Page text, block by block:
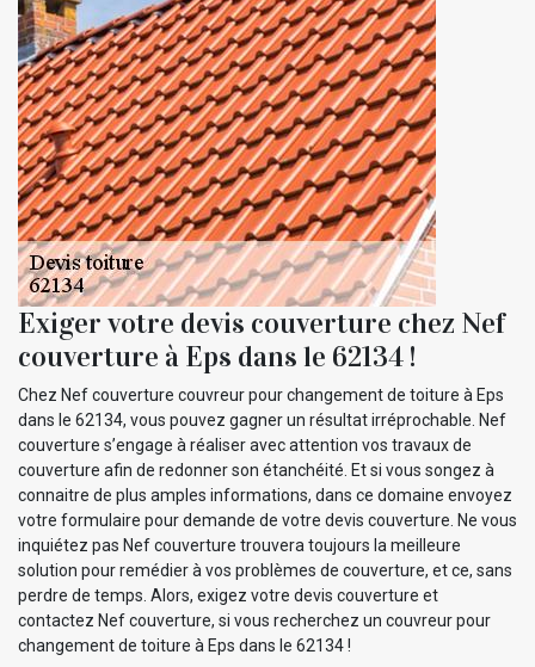
Exiger votre devis couverture chez Nef
couverture à Eps dans le 62134 !
Chez Nef couverture couvreur pour changement de toiture à Eps
dans le 62134, vous pouvez gagner un résultat irréprochable. Nef
couverture s’engage à réaliser avec attention vos travaux de
couverture afin de redonner son étanchéité. Et si vous songez à
connaitre de plus amples informations, dans ce domaine envoyez
votre formulaire pour demande de votre devis couverture. Ne vous
inquiétez pas Nef couverture trouvera toujours la meilleure
solution pour remédier à vos problèmes de couverture, et ce, sans
perdre de temps. Alors, exigez votre devis couverture et
contactez Nef couverture, si vous recherchez un couvreur pour
changement de toiture à Eps dans le 62134 !